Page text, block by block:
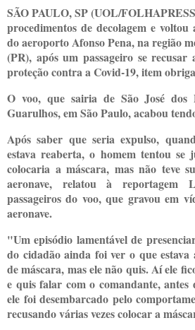
SÃO PAULO, SP (UOL/
procedimentos de decolagem e
do aeroporto Afonso Pena, na região
(PR), após um passageiro se
proteção contra a Covid-19, item
O voo, que sairia de São José dos
Guarulhos, em São Paulo, acabou
Após saber que seria expulso,
estava reaberta, o homem tentou
colocaria a máscara, mas não teve
aeronave, relatou à reportagem
passageiros do voo, que gravou em
aeronave.
"Um episódio lamentável de
do cidadão ainda foi ver o que estava
de máscara, mas ele não quis. Aí ele
e quis falar com o comandante, antes
ele foi desembarcado pelo
recusando várias vezes colocar a